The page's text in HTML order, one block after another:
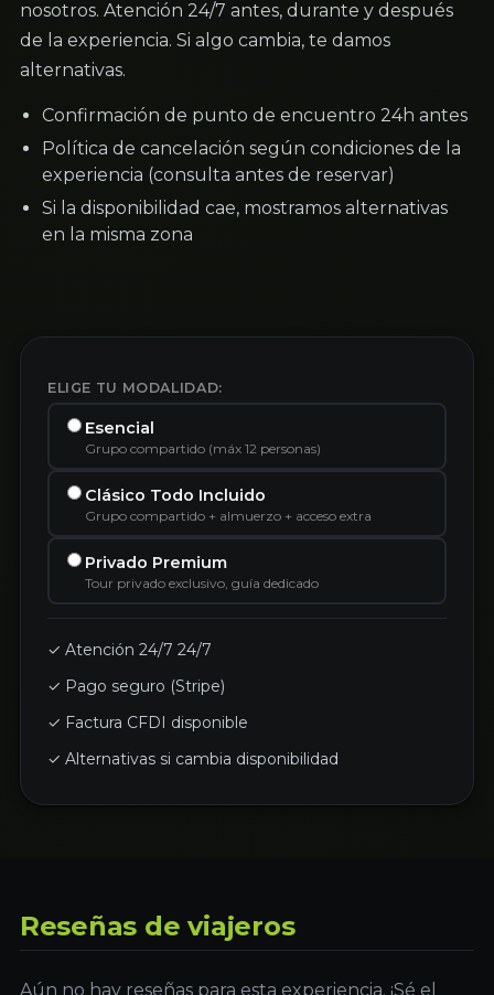
nosotros. Atención 24/7 antes, durante y después
de la experiencia. Si algo cambia, te damos
alternativas.
Confirmación de punto de encuentro 24h antes
Política de cancelación según condiciones de la
experiencia (consulta antes de reservar)
Si la disponibilidad cae, mostramos alternativas
en la misma zona
ELIGE TU MODALIDAD:
Esencial
Grupo compartido (máx 12 personas)
Clásico Todo Incluido
Grupo compartido + almuerzo + acceso extra
Privado Premium
Tour privado exclusivo, guía dedicado
✓ Atención 24/7 24/7
✓ Pago seguro (Stripe)
✓ Factura CFDI disponible
✓ Alternativas si cambia disponibilidad
Reseñas de viajeros
Aún no hay reseñas para esta experiencia. ¡Sé el